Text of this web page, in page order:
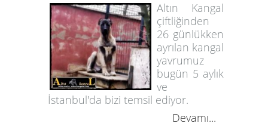
Altın Kangal
çiftliğinden
26 günlükken
ayrılan kangal
yavrumuz
bugün 5 aylık
ve
İstanbul'da bizi temsil ediyor.
Devamı...